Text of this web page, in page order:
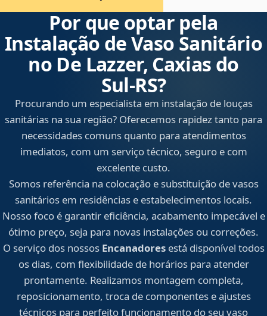
Por que optar pela
Instalação de Vaso Sanitário
no De Lazzer, Caxias do
Sul‑RS?
Procurando um especialista em instalação de louças
sanitárias na sua região? Oferecemos rapidez tanto para
necessidades comuns quanto para atendimentos
imediatos, com um serviço técnico, seguro e com
excelente custo.
Somos referência na colocação e substituição de vasos
sanitários em residências e estabelecimentos locais.
Nosso foco é garantir eficiência, acabamento impecável e
ótimo preço, seja para novas instalações ou correções.
O serviço dos nossos Encanadoresestá disponível todos
os dias, com flexibilidade de horários para atender
prontamente. Realizamos montagem completa,
reposicionamento, troca de componentes e ajustes
técnicos para perfeito funcionamento do seu vaso